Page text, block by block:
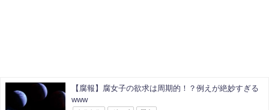
【腐報】腐女子の欲求は周期的！？例えが絶妙すぎる
www